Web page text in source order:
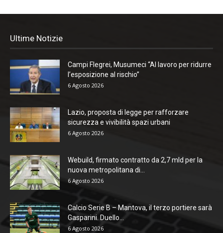
Ultime Notizie
Campi Flegrei, Musumeci “Al lavoro per ridurre
l’esposizione al rischio”
6 Agosto 2026
Lazio, proposta di legge per rafforzare
sicurezza e vivibilità spazi urbani
6 Agosto 2026
Webuild, firmato contratto da 2,7 mld per la
nuova metropolitana di...
6 Agosto 2026
Calcio Serie B – Mantova, il terzo portiere sarà
Gasparini. Duello...
6 Agosto 2026